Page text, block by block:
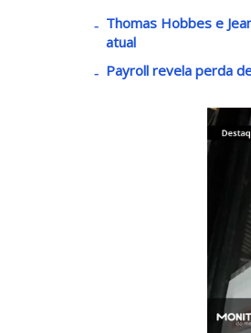
Thomas Hobbes e
atual
Payroll revela perda